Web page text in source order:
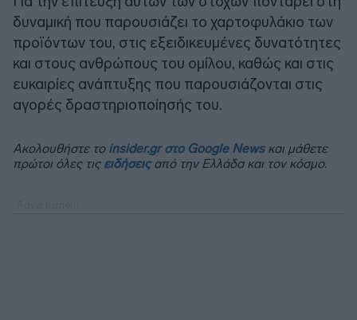
δυναμική που παρουσιάζει το χαρτοφυλάκιο των
προϊόντων του, στις εξειδικευμένες δυνατότητες
και στους ανθρώπους του ομίλου, καθώς και στις
ευκαιρίες ανάπτυξης που παρουσιάζονται στις
αγορές δραστηριοποίησής του.
Ακολουθήστε το insider.gr στο Google Newsκαι μάθετε
πρώτοι όλες τις ειδήσειςαπό την Ελλάδα και τον κόσμο.